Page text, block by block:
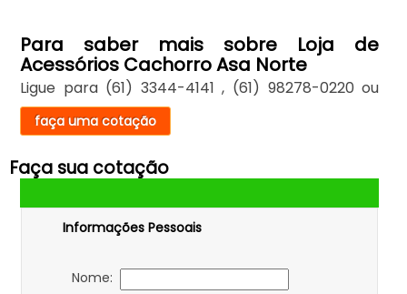
Para saber mais sobre Loja de
Acessórios Cachorro Asa Norte
Ligue para (61) 3344-4141 , (61) 98278-0220 ou
faça uma cotação
Faça sua cotação
Informações Pessoais
Nome: